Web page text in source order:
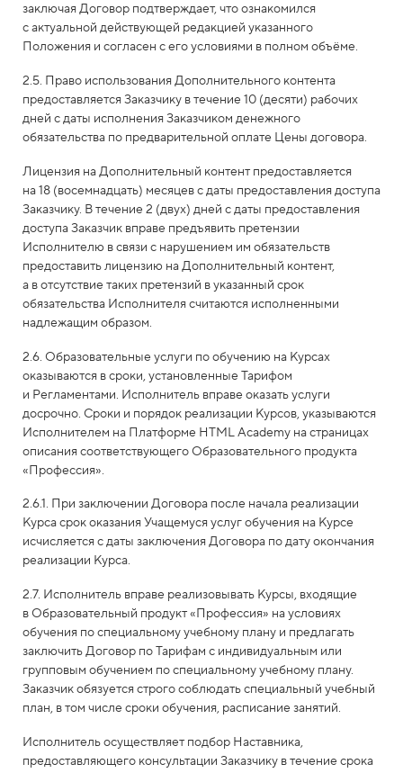
заключая Договор подтверждает, что ознакомился
с актуальной действующей редакцией указанного
Положения и согласен с его условиями в полном объёме.
2.5. Право использования Дополнительного контента
предоставляется Заказчику в течение 10 (десяти) рабочих
дней с даты исполнения Заказчиком денежного
обязательства по предварительной оплате Цены договора.
Лицензия на Дополнительный контент предоставляется
на 18 (восемнадцать) месяцев с даты предоставления доступа
Заказчику. В течение 2 (двух) дней с даты предоставления
доступа Заказчик вправе предъявить претензии
Исполнителю в связи с нарушением им обязательств
предоставить лицензию на Дополнительный контент,
а в отсутствие таких претензий в указанный срок
обязательства Исполнителя считаются исполненными
надлежащим образом.
2.6. Образовательные услуги по обучению на Курсах
оказываются в сроки, установленные Тарифом
и Регламентами. Исполнитель вправе оказать услуги
досрочно. Сроки и порядок реализации Курсов, указываются
Исполнителем на Платформе HTML Academy на страницах
описания соответствующего Образовательного продукта
«Профессия».
2.6.1. При заключении Договора после начала реализации
Курса срок оказания Учащемуся услуг обучения на Курсе
исчисляется с даты заключения Договора по дату окончания
реализации Курса.
2.7. Исполнитель вправе реализовывать Курсы, входящие
в Образовательный продукт «Профессия» на условиях
обучения по специальному учебному плану и предлагать
заключить Договор по Тарифам с индивидуальным или
групповым обучением по специальному учебному плану.
Заказчик обязуется строго соблюдать специальный учебный
план, в том числе сроки обучения, расписание занятий.
Исполнитель осуществляет подбор Наставника,
предоставляющего консультации Заказчику в течение срока